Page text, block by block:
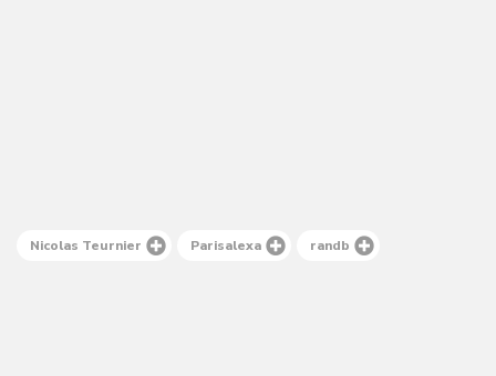
Nicolas Teurnier Parisalexa randb